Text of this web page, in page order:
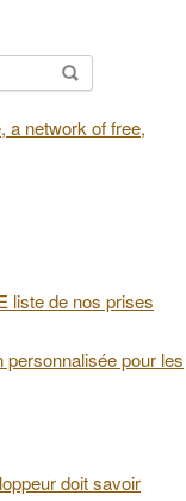
liste de nos prises
pour les
doit savoir